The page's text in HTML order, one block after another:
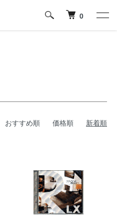
0
おすすめ順 価格順 新着順